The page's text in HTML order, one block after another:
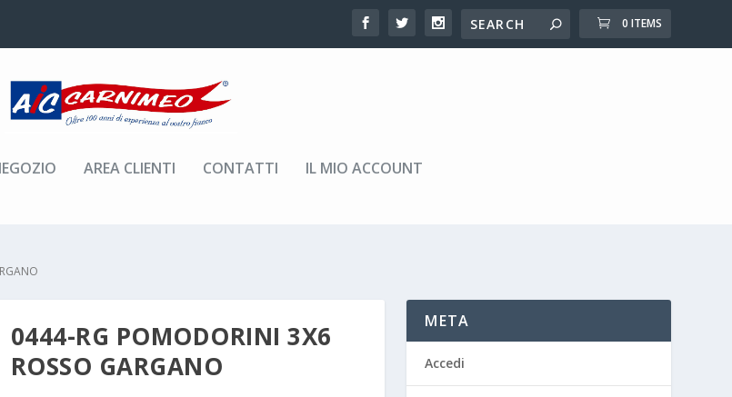
0 ITEMS
AREA CLIENTI CONTATTI IL MIO ACCOUNT
0444-RG POMODORINI 3X6
ROSSO GARGANO
META
Accedi